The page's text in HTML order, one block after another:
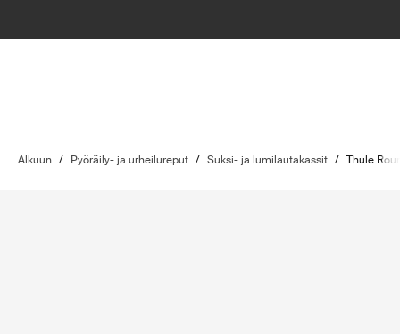
Alkuun / Pyöräily- ja urheilureput / Suksi- ja lumilautakassit / Thule